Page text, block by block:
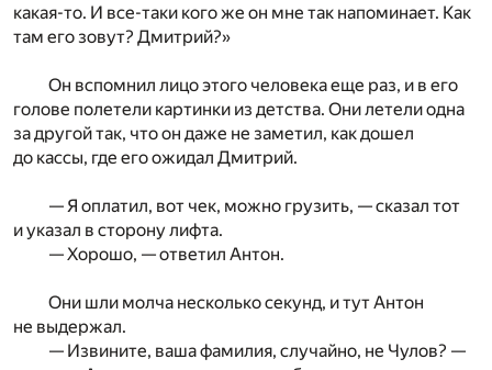
какая-то. И все-таки кого же он мне так напоминает. Как
там его зовут? Дмитрий?»
Он вспомнил лицо этого человека еще раз, и в его
голове полетели картинки из детства. Они летели одна
за другой так, что он даже не заметил, как дошел
до кассы, где его ожидал Дмитрий.
— Я оплатил, вот чек, можно грузить, — сказал тот
и указал в сторону лифта.
— Хорошо, — ответил Антон.
Они шли молча несколько секунд, и тут Антон
не выдержал.
— Извините, ваша фамилия, случайно, не Чулов? —